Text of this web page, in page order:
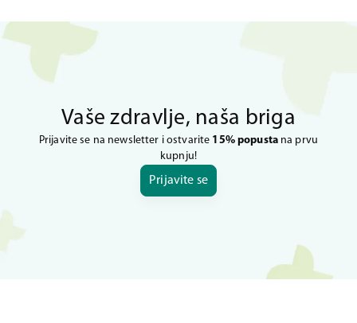
Vaše zdravlje, naša briga
Prijavite se na newsletter i ostvarite 15% popustana prvu
kupnju!
Prijavite se